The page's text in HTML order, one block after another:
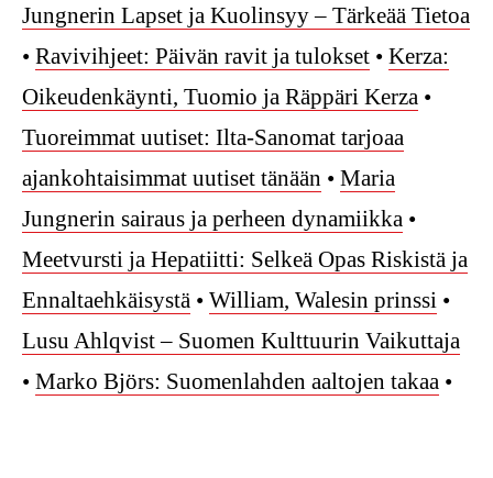
Jungnerin Lapset ja Kuolinsyy – Tärkeää Tietoa
• Ravivihjeet: Päivän ravit ja tulokset • Kerza:
Oikeudenkäynti, Tuomio ja Räppäri Kerza •
Tuoreimmat uutiset: Ilta-Sanomat tarjoaa
ajankohtaisimmat uutiset tänään • Maria
Jungnerin sairaus ja perheen dynamiikka •
Meetvursti ja Hepatiitti: Selkeä Opas Riskistä ja
Ennaltaehkäisystä • William, Walesin prinssi •
Lusu Ahlqvist – Suomen Kulttuurin Vaikuttaja
• Marko Björs: Suomenlahden aaltojen takaa •